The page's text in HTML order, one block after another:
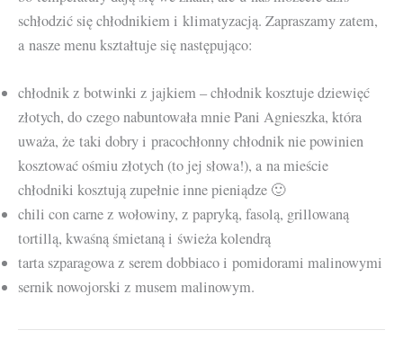
schłodzić się chłodnikiem i klimatyzacją. Zapraszamy zatem,
a nasze menu kształtuje się następująco:
chłodnik z botwinki z jajkiem – chłodnik kosztuje dziewięć
złotych, do czego nabuntowała mnie Pani Agnieszka, która
uważa, że taki dobry i pracochłonny chłodnik nie powinien
kosztować ośmiu złotych (to jej słowa!), a na mieście
chłodniki kosztują zupełnie inne pieniądze 🙂
chili con carne z wołowiny, z papryką, fasolą, grillowaną
tortillą, kwaśną śmietaną i świeża kolendrą
tarta szparagowa z serem dobbiaco i pomidorami malinowymi
sernik nowojorski z musem malinowym.